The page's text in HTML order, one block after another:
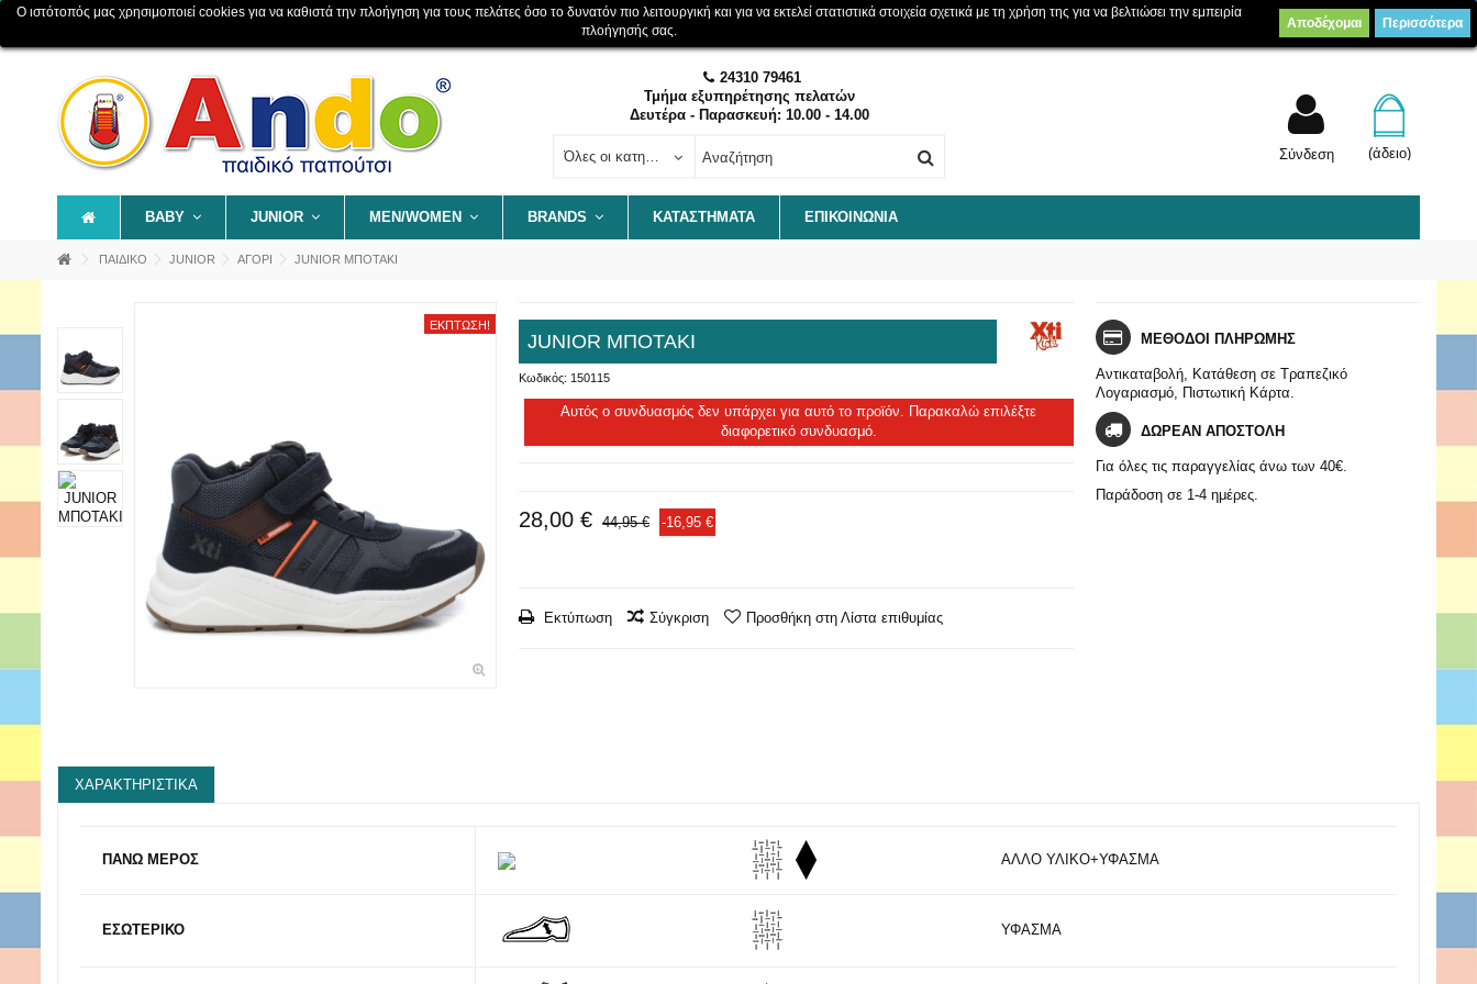
Συγκρίνετε(0)
24310 79461
Τμήμα εξυπηρέτησης πελατών
Δευτέρα - Παρασκευή: 10.00 - 14.00
(άδειο)
Σύνδεση
Ο ιστότοπός μας χρησιμοποιεί cookies για να καθιστά την πλοήγηση για τους πελάτες όσο το δυνατόν πιο λειτουργική και για να εκτελεί στατιστικά στοιχεία σχετικά με τη χρήση της για να βελτιώσει την εμπειρία
πλοήγησής σας.
Αποδέχομαι Περισσότερα
BABY JUNIOR MEN/WOMEN BRANDS ΚΑΤΑΣΤΗΜΑΤΑ ΕΠΙΚΟΙΝΩΝΊΑ
ΠΑΙΔΙΚΟ JUNIOR ΑΓΟΡΙ JUNIOR ΜΠΟΤΑΚΙ
ΈΚΠΤΩΣΗ!
JUNIOR ΜΠΟΤΑΚΙ
Κωδικός: 150115
Αυτός ο συνδυασμός δεν υπάρχει για αυτό το προϊόν. Παρακαλώ επιλέξτε
διαφορετικό συνδυασμό.
28,00 € 44,95 € -16,95 €
Εκτύπωση Σύγκριση Προσθήκη στη Λίστα επιθυμίας
ΜΕΘΟΔΟΙ ΠΛΗΡΩΜΗΣ
Αντικαταβολή, Κατάθεση σε Τραπεζικό
Λογαριασμό, Πιστωτική Κάρτα.
ΔΩΡΕΑΝ ΑΠΟΣΤΟΛΗ
Για όλες τις παραγγελίας άνω των 40€.
Παράδοση σε 1-4 ημέρες.
ΧΑΡΑΚΤΗΡΙΣΤΙΚΆ
ΠΑΝΩ ΜΕΡΟΣ ΑΛΛΟ ΥΛΙΚΟ+ΥΦΑΣΜΑ
ΕΣΩΤΕΡΙΚΟ ΥΦΑΣΜΑ